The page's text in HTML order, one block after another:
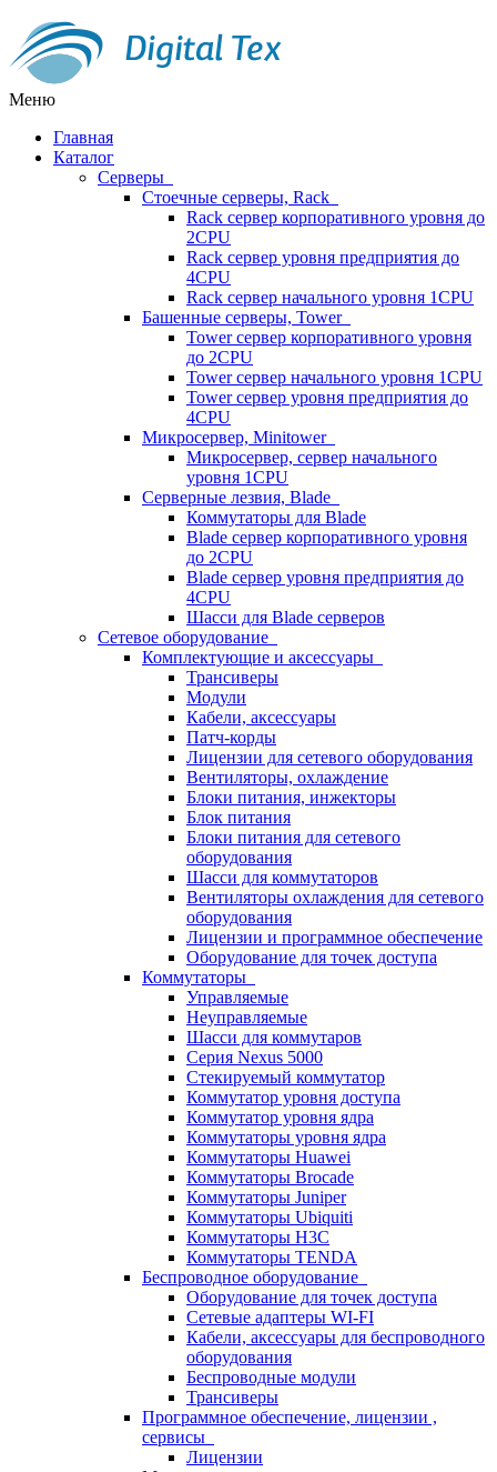
Меню
Главная
Каталог
Серверы
Стоечные серверы, Rack
Rack сервер корпоративного уровня до
2CPU
Rack сервер уровня предприятия до
4CPU
Rack сервер начального уровня 1CPU
Башенные серверы, Tower
Tower сервер корпоративного уровня
до 2CPU
Tower сервер начального уровня 1CPU
Tower сервер уровня предприятия до
4CPU
Микросервер, Minitower
Микросервер, сервер начального
уровня 1CPU
Серверные лезвия, Blade
Коммутаторы для Blade
Blade сервер корпоративного уровня
до 2CPU
Blade сервер уровня предприятия до
4CPU
Шасси для Blade серверов
Сетевое оборудование
Комплектующие и аксессуары
Трансиверы
Модули
Кабели, аксессуары
Патч-корды
Лицензии для сетевого оборудования
Вентиляторы, охлаждение
Блоки питания, инжекторы
Блок питания
Блоки питания для сетевого
оборудования
Шасси для коммутаторов
Вентиляторы охлаждения для сетевого
оборудования
Лицензии и программное обеспечение
Оборудование для точек доступа
Коммутаторы
Управляемые
Неуправляемые
Шасси для коммутаров
Серия Nexus 5000
Стекируемый коммутатор
Коммутатор уровня доступа
Коммутатор уровня ядра
Коммутаторы уровня ядра
Коммутаторы Huawei
Коммутаторы Brocade
Коммутаторы Juniper
Коммутаторы Ubiquiti
Коммутаторы H3C
Коммутаторы TENDA
Беспроводное оборудование
Оборудование для точек доступа
Сетевые адаптеры WI-FI
Кабели, аксессуары для беспроводного
оборудования
Беспроводные модули
Трансиверы
Программное обеспечение, лицензии ,
сервисы
Лицензии